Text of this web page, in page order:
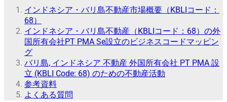
インドネシア・バリ島不動産市場概要（KBLIコード：
68）
インドネシア・バリ島不動産（KBLIコード：68）の外
国所有会社PT PMA Se設立のビジネスコードマッピン
グ
バリ島, インドネシア 不動産 外国所有会社 PT PMA 設
立 (KBLI Code: 68) のための不動産活動
参考資料
よくある質問